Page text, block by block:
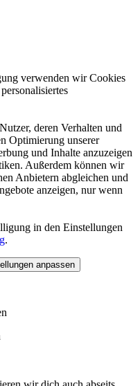
verwenden wir Cookies
deren Verhalten und
Optimierung unserer
und Inhalte anzuzeigen
Außerdem können wir
Anbietern abgleichen und
anzeigen, nur wenn
in den Einstellungen
.
anpassen